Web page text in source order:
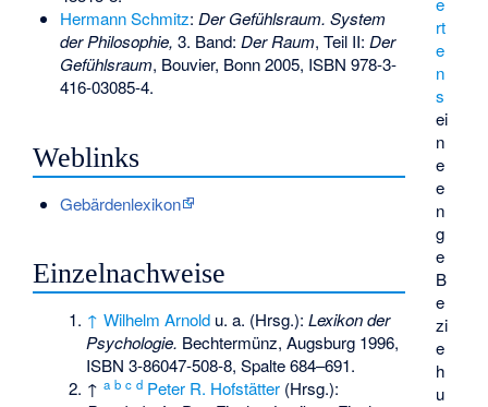
rt
e
n
s
ei
n
e
e
n
g
e
B
e
zi
e
h
u
Hermann Schmitz: Der Gefühlsraum. System
der Philosophie, 3. Band: Der Raum, Teil II: Der
Gefühlsraum, Bouvier, Bonn 2005, ISBN 978-3-
416-03085-4.
Weblinks
Gebärdenlexikon
Einzelnachweise
↑ Wilhelm Arnold u. a. (Hrsg.):Lexikon der
Psychologie. Bechtermünz, Augsburg 1996,
ISBN 3-86047-508-8, Spalte 684–691.
↑a b c d Peter R. Hofstätter (Hrsg.):